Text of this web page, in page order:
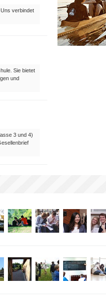
verbindet
Sie bietet
und
3 und 4)